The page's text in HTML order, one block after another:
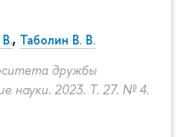
, Таболин В. В.
дружбы
науки. 2023. Т. 27. № 4.